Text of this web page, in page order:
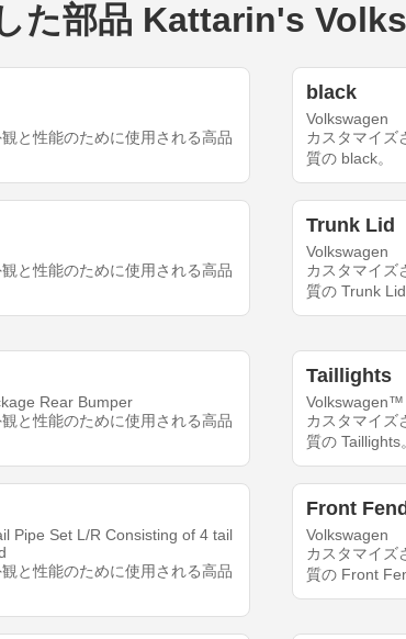
た部品 Kattarin's
と性能のために使用される高品
black
Volkswagen
カスタマイズ
質の black。
と性能のために使用される高品
Trunk Lid
Volkswagen
カスタマイズ
質の Trunk Lid
Rear Bumper
と性能のために使用される高品
Taillights
Volkswagen™
カスタマイズ
質の Taillights
Pipe Set L/R Consisting of 4 tail
と性能のために使用される高品
Front
Volkswagen
カスタマイズ
質の Front